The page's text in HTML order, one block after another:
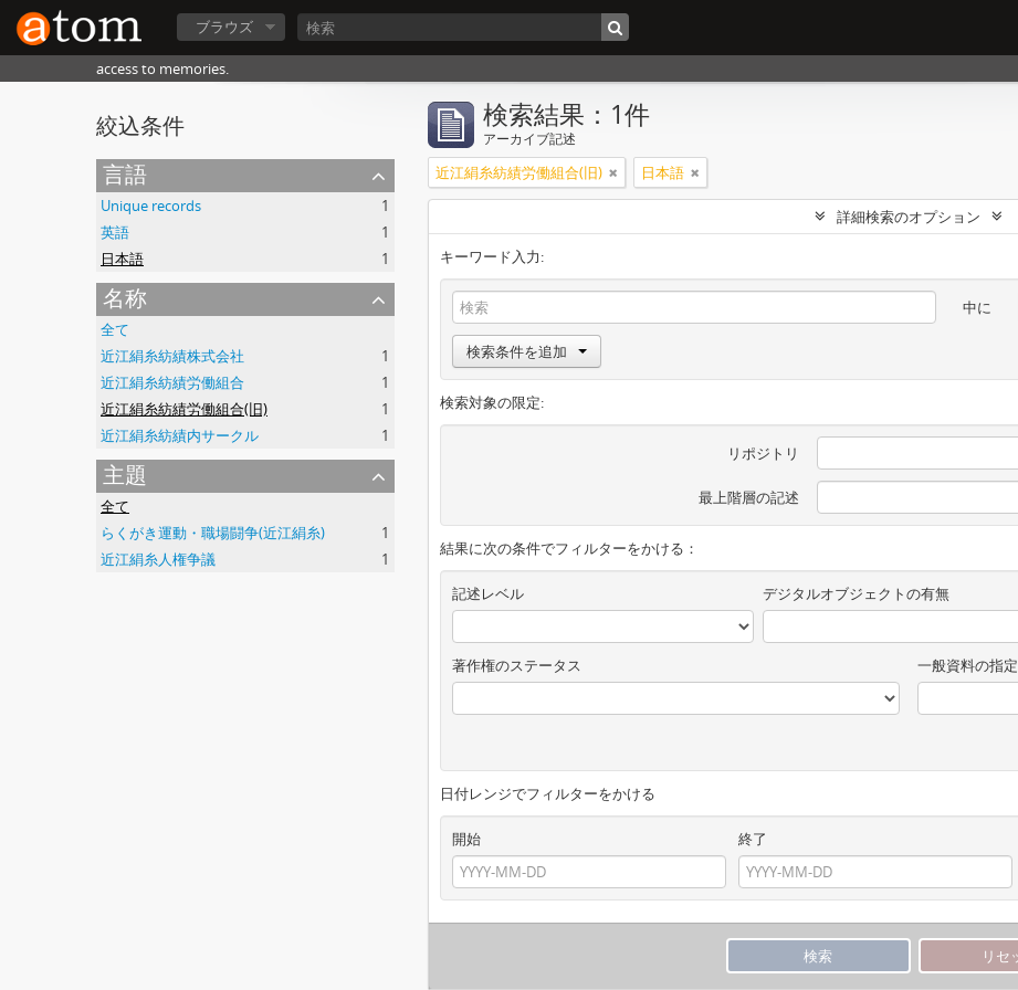
ブラウズ
access to memories.
絞込条件
言語
Unique records
1
英語
1
日本語
1
名称
全て
近江絹糸紡績株式会社
1
近江絹糸紡績労働組合
1
近江絹糸紡績労働組合(旧)
1
近江絹糸紡績内サークル
1
主題
全て
らくがき運動・職場闘争(近江絹糸)
1
近江絹糸人権争議
1
検索結果：1件
アーカイブ記述
近江絹糸紡績労働組合(旧) 日本語
詳細検索のオプション
キーワード入力:
中に
検索条件を追加
検索対象の限定:
リポジトリ
最上階層の記述
結果に次の条件でフィルターをかける：
記述レベル デジタルオブジェクトの有無
著作権のステータス 一般資料の指定
日付レンジでフィルターをかける
開始
終了